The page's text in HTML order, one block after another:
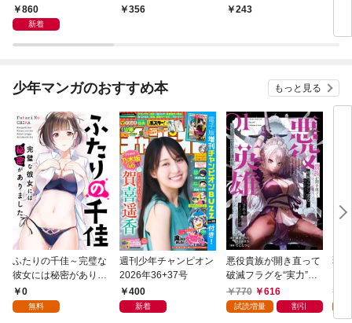
860
新着
で無双する【単話】
356
243
少年マンガのおすすめ本 もっと見る
ふたりの千佳～完璧な
彼女には秘密がありま
した(1)
0
無料
週刊少年チャンピオン
2026年36+37号
400
新着
悪役貴族が開き直って
破滅フラグを“実力”で
叩き折っていたら、い
つの間にかヒロイン達
770 616
試読増量 割引
弱